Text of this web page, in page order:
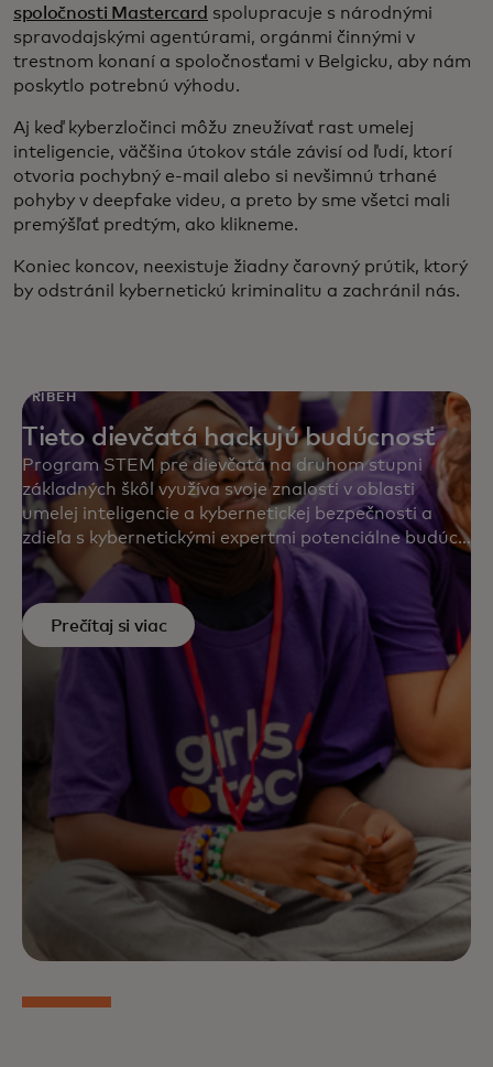
spoločnosti Mastercard spolupracuje s národnými
spravodajskými agentúrami, orgánmi činnými v
trestnom konaní a spoločnosťami v Belgicku, aby nám
poskytlo potrebnú výhodu.
Aj keď kyberzločinci môžu zneužívať rast umelej
inteligencie, väčšina útokov stále závisí od ľudí, ktorí
otvoria pochybný e-mail alebo si nevšimnú trhané
pohyby v deepfake videu, a preto by sme všetci mali
premýšľať predtým, ako klikneme.
Koniec koncov, neexistuje žiadny čarovný prútik, ktorý
by odstránil kybernetickú kriminalitu a zachránil nás.
PRÍBEH
Tieto dievčatá hackujú budúcnosť
Program STEM pre dievčatá na druhom stupni
základných škôl využíva svoje znalosti v oblasti
umelej inteligencie a kybernetickej bezpečnosti a
zdieľa s kybernetickými expertmi potenciálne budúce
riziká s cieľom pomôcť chrániť širší digitálny
ekosystém.
Prečítaj si viac